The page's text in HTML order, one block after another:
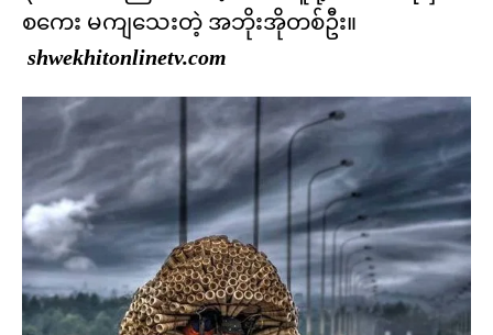
စကေး မကျသေးတဲ့ အဘိုးအိုတစ်ဦး။
shwekhitonlinetv.com